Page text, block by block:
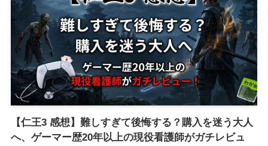
【仁王3 感想】難しすぎて後悔する？購入を迷う大人
へ、ゲーマー歴20年以上の現役看護師がガチレビュ